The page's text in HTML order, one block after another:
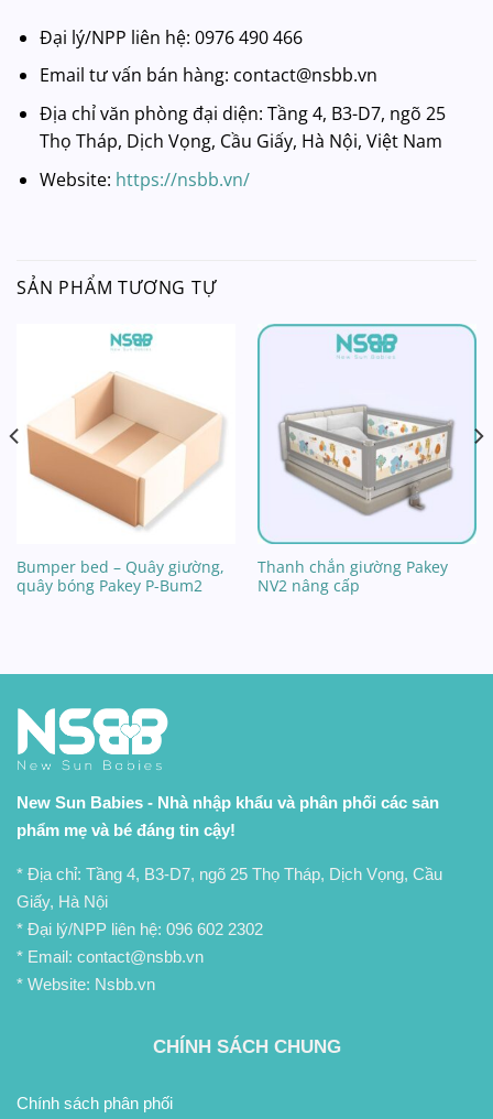
Đại lý/NPP liên hệ: 0976 490 466
Email tư vấn bán hàng: contact@nsbb.vn
Địa chỉ văn phòng đại diện: Tầng 4, B3-D7, ngõ 25
Thọ Tháp, Dịch Vọng, Cầu Giấy, Hà Nội, Việt Nam
Website: https://nsbb.vn/
SẢN PHẨM TƯƠNG TỰ
Bumper bed – Quây giường,
quây bóng Pakey P-Bum2
Thanh chắn giường Pakey
NV2 nâng cấp
New Sun Babies - Nhà nhập khẩu và phân phối các sản
phẩm mẹ và bé đáng tin cậy!
* Địa chỉ: Tầng 4, B3-D7, ngõ 25 Thọ Tháp, Dịch Vọng, Cầu
Giấy, Hà Nội
* Đại lý/NPP liên hệ: 096 602 2302
* Email: contact@nsbb.vn
* Website: Nsbb.vn
CHÍNH SÁCH CHUNG
Chính sách phân phối